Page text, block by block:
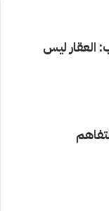
العقار ليس